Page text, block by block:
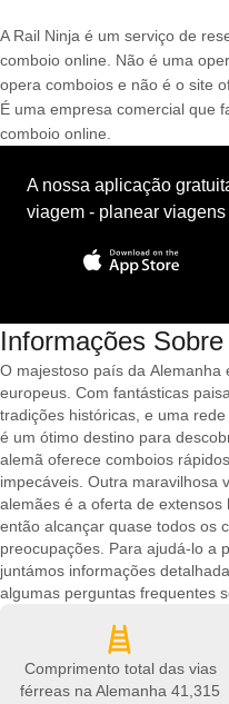
A Rail Ninja é um serviço de
comboio online. Não é uma
opera comboios e não é o site
É uma empresa comercial que
comboio online.
A nossa aplicação
viagem - planear
Informações
O majestoso país da
europeus. Com fantásticas
tradições históricas, e uma
é um ótimo destino para
alemã oferece comboios
impecáveis. Outra maravilhosa
alemães é a oferta de
então alcançar quase todos os
preocupações. Para ajudá-lo a
juntámos informações
algumas perguntas frequentes
Comprimento total das vias
férreas na Alemanha 41,315